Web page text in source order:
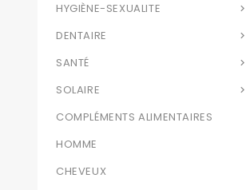

HYGIÈNE-SEXUALITE

DENTAIRE

SANTÉ

SOLAIRE
COMPLÉMENTS ALIMENTAIRES
HOMME
CHEVEUX